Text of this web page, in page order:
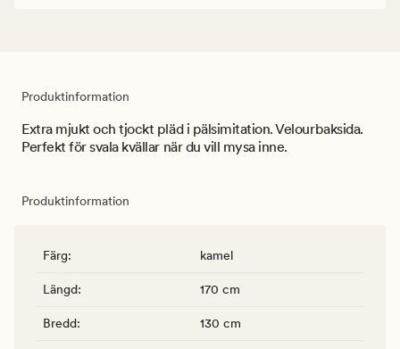
Produktinformation
Extra mjukt och tjockt pläd i pälsimitation. Velourbaksida.
Perfekt för svala kvällar när du vill mysa inne.
Produktinformation
Färg: kamel
Längd: 170 cm
Bredd: 130 cm